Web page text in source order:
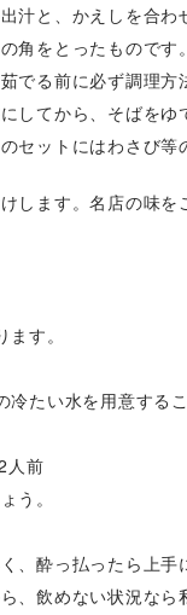
汁と、かえしを合わ
角をとったものです。
でる前に必ず調理
してから、そばを
セットにはわさび等
します。名店の味を
す。
たい水を用意するこ
人前
う。
、酔っ払ったら上手
、飲めない状況なら